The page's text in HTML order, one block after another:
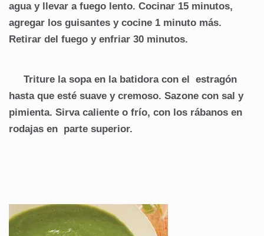
agua y llevar a fuego lento. Cocinar 15 minutos,
agregar los guisantes y cocine 1 minuto más.
Retirar del fuego y enfriar 30 minutos.
Triture la sopa en la batidora con el estragón
hasta que esté suave y cremoso. Sazone con sal y
pimienta. Sirva caliente o frío, con los rábanos en
rodajas en parte superior.